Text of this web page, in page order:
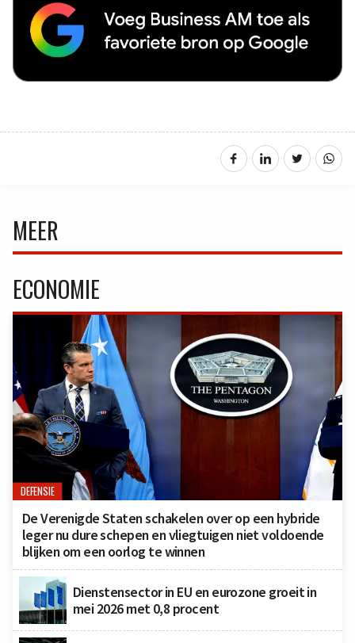
MEER
ECONOMIE
DEFENSIE
De Verenigde Staten schakelen over op een hybride
leger nu dure schepen en vliegtuigen niet voldoende
blijken om een oorlog te winnen
Dienstensector in EU en eurozone groeit in
mei 2026 met 0,8 procent